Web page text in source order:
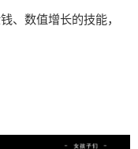
、数值增长的技能，